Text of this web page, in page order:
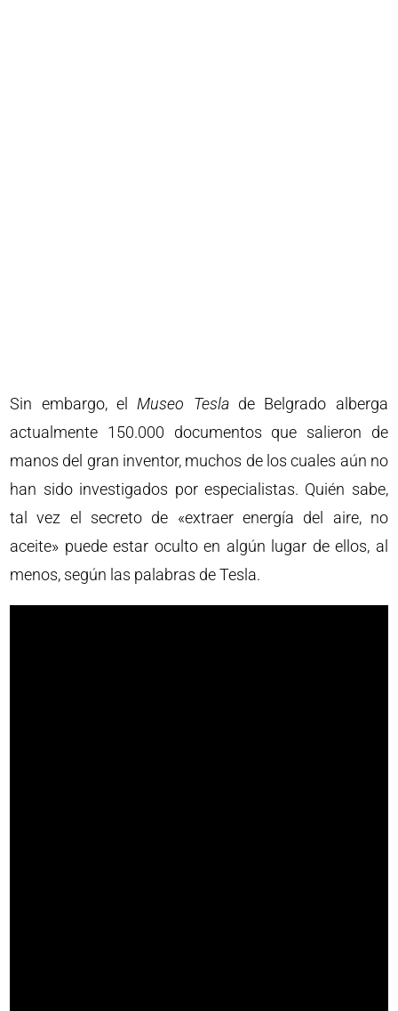
Sin embargo, el Museo Teslade Belgrado alberga
actualmente 150.000 documentos que salieron de
manos del gran inventor, muchos de los cuales aún no
han sido investigados por especialistas. Quién sabe,
tal vez el secreto de «extraer energía del aire, no
aceite» puede estar oculto en algún lugar de ellos, al
menos, según las palabras de Tesla.